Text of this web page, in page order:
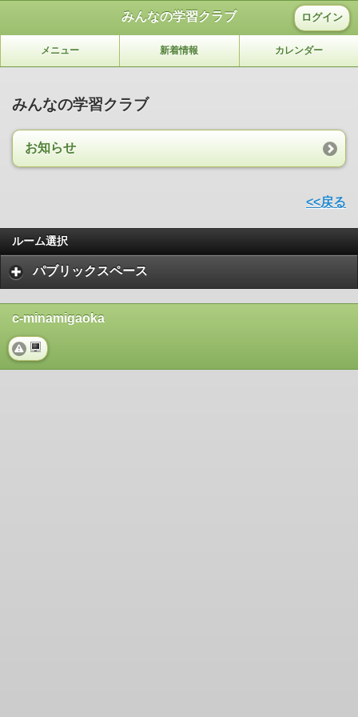
みんなの学習クラブ ログイン
メニュー 新着情報 カレンダー
みんなの学習クラブ
お知らせ
<<戻る
ルーム選択
パブリックスペース
c-minamigaoka